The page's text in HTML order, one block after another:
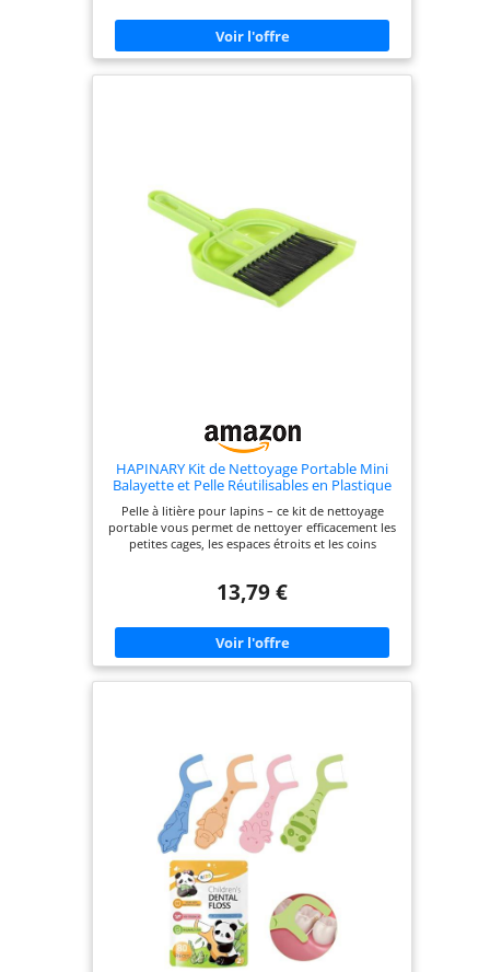
cochons d'Inde, chinchillas, hérissons, reptiles, etc.
Ils sont également parfaits pour le nettoyage
quotidien des petites taches ou des espaces
d'un placard. Ainsi, vos outils restent bien rangés
et votre espace est toujours accessible. 【Flexible
et pratique】◆: Que ce soit pour nettoyer les
croquettes éparpillées sur le tapis, les granules
autour de la litière ou les taches tenaces sur les
sols lisses, ce kit d'entretien vous simplifie la vie.
Son design intégré et sa taille compacte lui
fois pratique et de bon goût.
HAPINARY Kit de Nettoyage Portable Mini
Balayette et Pelle Réutilisables en Plastique
Vert pour Petits Animaux en Cage pour
Bureau et Étagères
Pelle à litière pour lapins – ce kit de nettoyage
portable vous permet de nettoyer efficacement les
petites cages, les espaces étroits et les coins
bureaux, les étagères et les armoires, ainsi que les
convient aux hamsters, chinchillas, écureuils,
cochons d'inde, lapins, furets, hérissons, reptiles
et autres petits animaux en cage, nettoyeur de
cage pour cochons d'inde Balai de nettoyage pour
nettoyage pour cage à cochons d'inde – pour
maintenir un habitat propre et rangé pour vos
animaux de compagnie adorés, pelle à poussière
de cuisine
13,79 €